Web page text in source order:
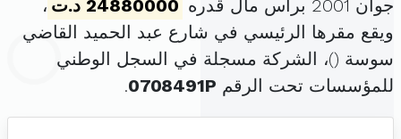
جوان 2001 برأس مال قدره
24880000 د.ت
،
ويقع مقرها الرئيسي في شارع عبد الحميد القاضي
سوسة ()، الشركة مسجلة في السجل الوطني
للمؤسسات تحت الرقم 0708491P
.